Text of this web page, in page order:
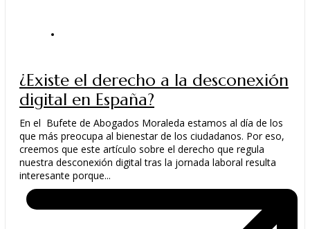
¿Existe el derecho a la desconexión
digital en España?
En el Bufete de Abogados Moraleda estamos al día de los
que más preocupa al bienestar de los ciudadanos. Por eso,
creemos que este artículo sobre el derecho que regula
nuestra desconexión digital tras la jornada laboral resulta
interesante porque...